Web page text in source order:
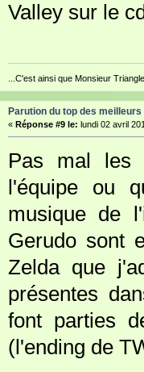
Valley sur le
...C'est ainsi que Monsieur
Parution du top des
« Réponse #9 le: lundi 02 avril
Pas mal les
l'équipe ou
musique de
Gerudo sont
Zelda que
présentes
font parties
(l'ending de